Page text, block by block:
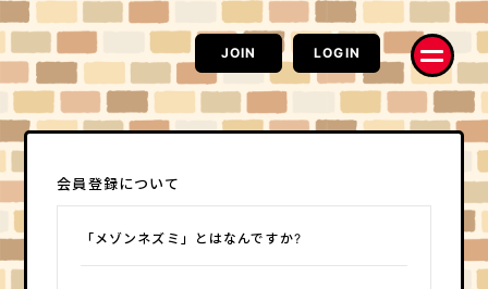
JOIN LOGIN
会員登録について
「メゾンネズミ」とはなんですか?